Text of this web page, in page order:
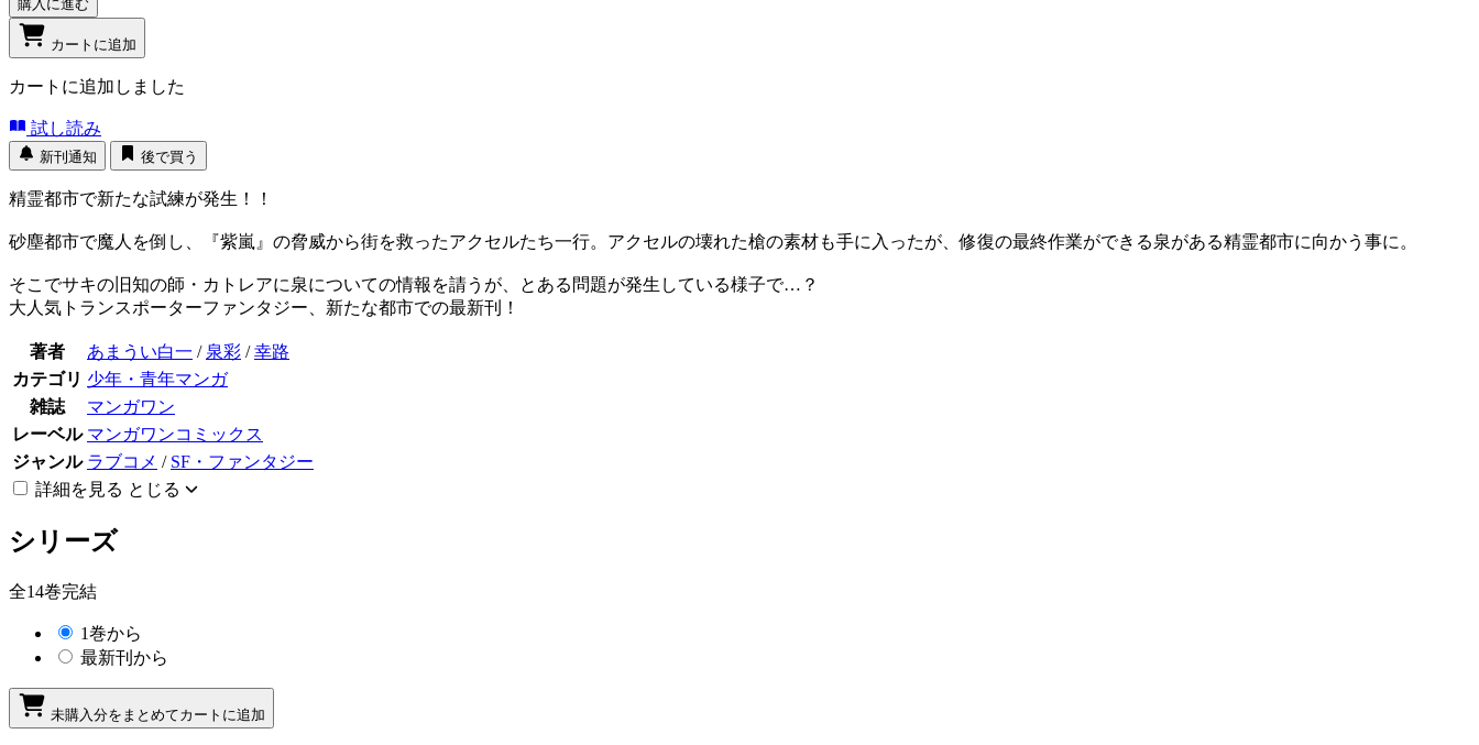
購入に進む
カートに追加
カートに追加しました
試し読み
新刊通知 後で買う
精霊都市で新たな試練が発生！！
砂塵都市で魔人を倒し、『紫嵐』の脅威から街を救ったアクセルたち一行。アクセルの壊れた槍の素材も手に入ったが、修復の最終作業ができる泉がある精霊都市に向かう事に。
そこでサキの旧知の師・カトレアに泉についての情報を請うが、とある問題が発生している様子で…？
大人気トランスポーターファンタジー、新たな都市での最新刊！
著者 あまうい白一 / 泉彩 /幸路
カテゴリ 少年・青年マンガ
雑誌
マンガワン
レーベル マンガワンコミックス
ジャンル ラブコメ / SF・ファンタジー
詳細を見る とじる
シリーズ
全14巻完結
1巻から
最新刊から
未購入分をまとめてカートに追加